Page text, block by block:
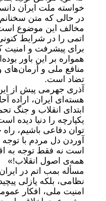
خواسته ملت ایران
در حالی که متن
مخالف این موضوع
اتمی را در شرایط
برای پیشرفت و امنیت
همواره بر این باور
منافع ملی و آرمان‌های
تضاد است.
آذری جهرمی پیش از
هسته‌ای ایران، اراده
ابتدای انقلاب و جنگ
یکپارچه را دنیا دیده
توان دفاعی باشیم،
آوردن دل مردم با
است نه فقط توجه به
همه‌ی اصول انقلاب!»
مسأله بمب اتم در
نظامی، بلکه پازلی
امنیت ملی، افکار